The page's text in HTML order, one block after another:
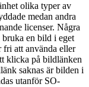
olika typer av
medan andra
licenser. Några
en bild i eget
fri att använda eller
klicka på bildlänken
saknas är bilden i
utanför SO-